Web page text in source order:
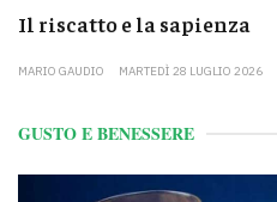
Il riscatto e la sapienza
MARIO GAUDIO MARTEDÌ 28 LUGLIO 2026
GUSTO E BENESSERE